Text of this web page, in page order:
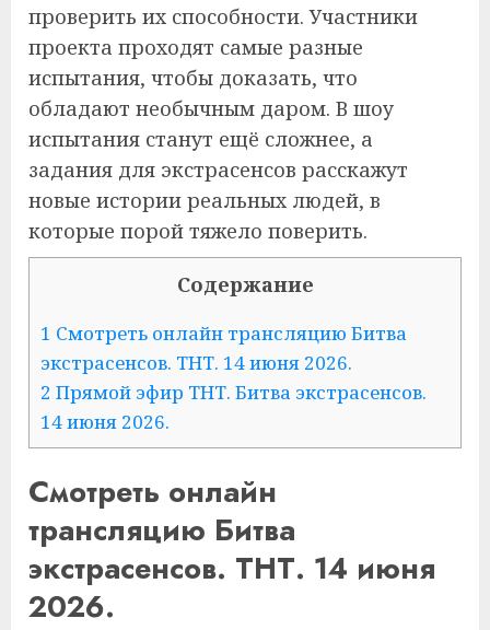
проверить их способности. Участники
проекта проходят самые разные
испытания, чтобы доказать, что
обладают необычным даром. В шоу
испытания станут ещё сложнее, а
задания для экстрасенсов расскажут
новые истории реальных людей, в
которые порой тяжело поверить.
Содержание
1 Смотреть онлайн трансляцию Битва
экстрасенсов. ТНТ. 14 июня 2026.
2 Прямой эфир ТНТ. Битва экстрасенсов.
14 июня 2026.
Смотреть онлайн
трансляцию Битва
экстрасенсов. ТНТ. 14 июня
2026.